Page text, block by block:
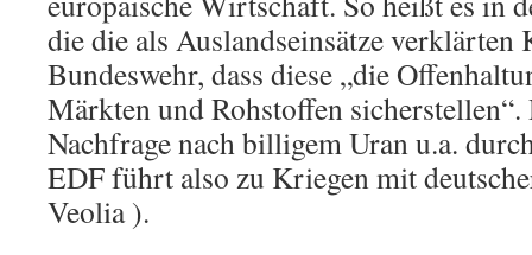
die die als Auslandseinsätze verklärten
Bundeswehr, dass diese „die
Märkten und Rohstoffen
Nachfrage nach billigem Uran u.a.
EDF führt also zu Kriegen mit
Veolia ).